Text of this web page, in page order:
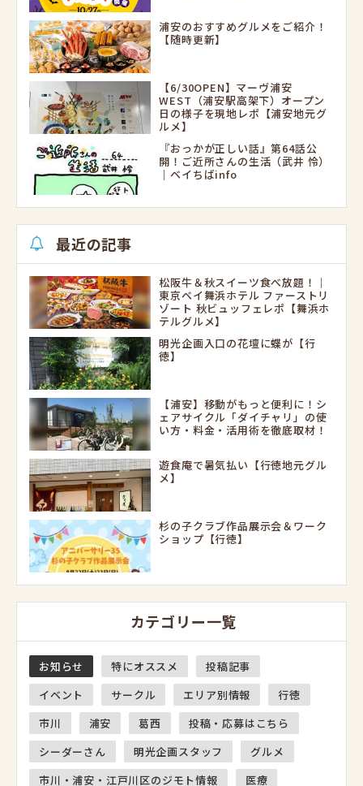
浦安のおすすめグルメをご紹介！
【随時更新】
【6/30OPEN】マーヴ浦安
WEST（浦安駅高架下）オープン
日の様子を現地レポ【浦安地元グ
ルメ】
『おっかが正しい話』第64話公
開！ご近所さんの生活（武井 怜）
｜ベイちばinfo
最近の記事
松阪牛＆秋スイーツ食べ放題！｜
東京ベイ舞浜ホテル ファーストリ
ゾート 秋ビュッフェレポ【舞浜ホ
テルグルメ】
明光企画入口の花壇に蝶が【行
徳】
【浦安】移動がもっと便利に！シ
ェアサイクル「ダイチャリ」の使
い方・料金・活用術を徹底取材！
遊食庵で暑気払い【行徳地元グル
メ】
杉の子クラブ作品展示会＆ワーク
ショップ【行徳】
カテゴリー一覧
お知らせ 特にオススメ
投稿記事
イベント
サークル エリア別情報
行徳
市川
浦安 葛西
投稿・応募はこちら
シーダーさん
明光企画スタッフ
グルメ
市川・浦安・江戸川区のジモト情報
医療